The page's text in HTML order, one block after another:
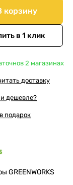
корзину
в 1 клик
в 2 магазинах
доставку
дешевле?
подарок
GREENWORKS